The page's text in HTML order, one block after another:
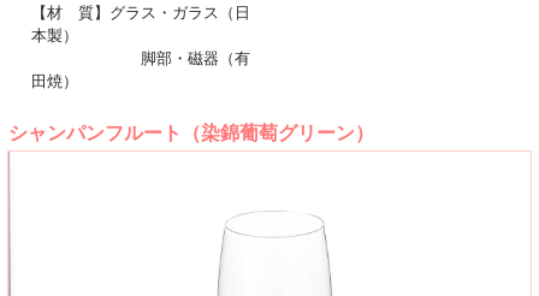
【材 質】グラス・ガラス（日
本製）
脚部・磁器（有
田焼）
シャンパンフルート（染錦葡萄グリーン）